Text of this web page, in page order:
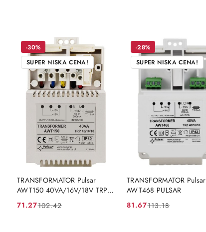
TRANSFORMATOR Pulsar
AWT150 40VA/16V/18V TRP
Cena
71.27
Cena 102.42
-30%
SUPER NISKA CENA!
DO KOSZYKA
TRANSFORMATOR Pulsar
AWT468 PULSAR
Cena
81.67
Cena 113.18
-28%
SUPER NISKA CENA!
DO KOSZYKA